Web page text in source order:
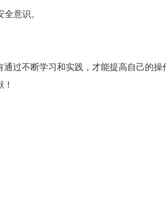
意识。
过不断学习和实践，才能提高自己的